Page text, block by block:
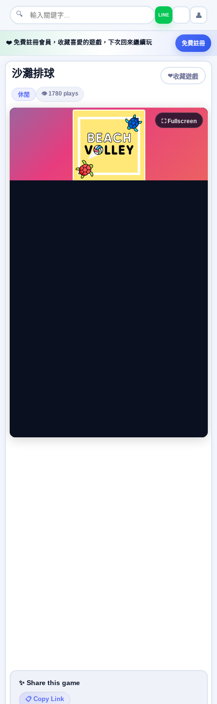
🔍 LINE 👤
❤️ 免費註冊會員，收藏喜愛的遊戲，下次回來繼續玩 免費註冊
沙灘排球 ❤收藏遊戲
休閒 👁 1780 plays
⛶ Fullscreen
✨ Share this game
📋 Copy Link